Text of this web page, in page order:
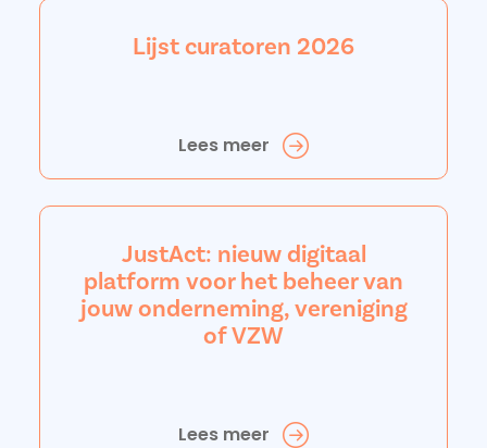
Lijst curatoren 2026
Lees meer
JustAct: nieuw digitaal
platform voor het beheer van
jouw onderneming, vereniging
of VZW
Lees meer